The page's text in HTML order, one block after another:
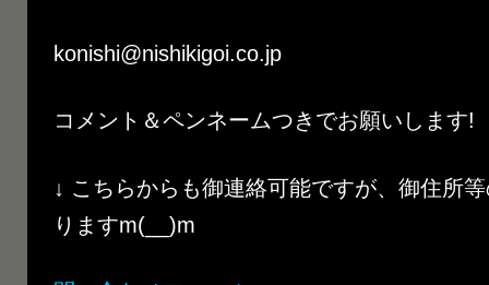
konishi@nishikigoi.co.jp
コメント＆ペンネームつきでお願いします!
↓ こちらからも御連絡可能ですが、御住所
りますm(__)m